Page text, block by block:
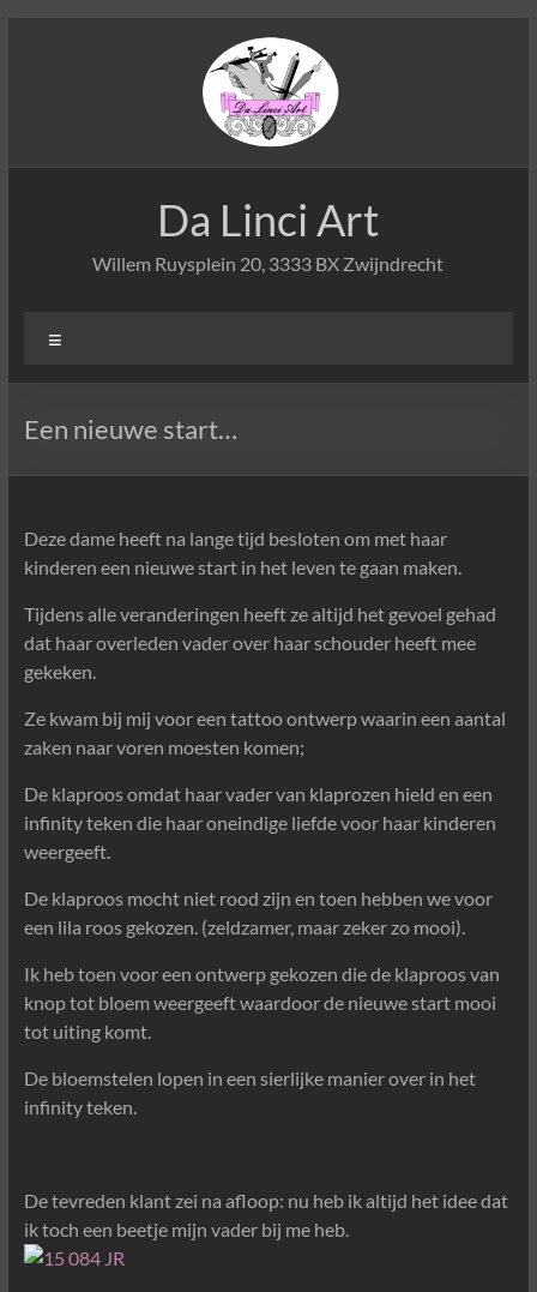
Da Linci Art
Willem Ruysplein 20, 3333 BX Zwijndrecht
Een nieuwe start…
Deze dame heeft na lange tijd besloten om met haar
kinderen een nieuwe start in het leven te gaan maken.
Tijdens alle veranderingen heeft ze altijd het gevoel gehad
dat haar overleden vader over haar schouder heeft mee
gekeken.
Ze kwam bij mij voor een tattoo ontwerp waarin een aantal
zaken naar voren moesten komen;
De klaproos omdat haar vader van klaprozen hield en een
infinity teken die haar oneindige liefde voor haar kinderen
weergeeft.
De klaproos mocht niet rood zijn en toen hebben we voor
een lila roos gekozen. (zeldzamer, maar zeker zo mooi).
Ik heb toen voor een ontwerp gekozen die de klaproos van
knop tot bloem weergeeft waardoor de nieuwe start mooi
tot uiting komt.
De bloemstelen lopen in een sierlijke manier over in het
infinity teken.
De tevreden klant zei na afloop: nu heb ik altijd het idee dat
ik toch een beetje mijn vader bij me heb.